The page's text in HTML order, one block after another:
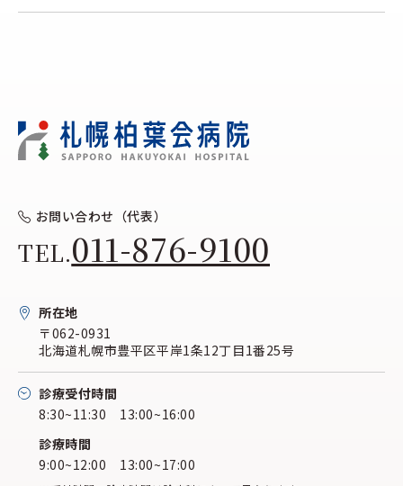
お問い合わせ（代表）
TEL.011-876-9100
所在地
〒062-0931
北海道札幌市豊平区平岸1条12丁目1番25号
診療受付時間
8:30~11:30 13:00~16:00
診療時間
9:00~12:00 13:00~17:00